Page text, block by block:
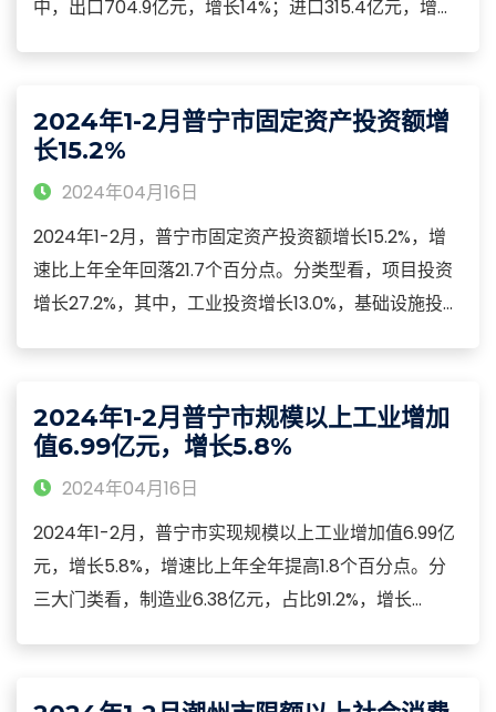
中，出口704.9亿元，增长14%；进口315.4亿元，增长
长12.4%，占同期湖北省进出口总值的（下同）
75.7%。
2024年1-2月普宁市固定资产投资额增
长15.2%
2024年04月16日
2024年1-2月，普宁市固定资产投资额增长15.2%，增
速比上年全年回落21.7个百分点。分类型看，项目投资
增长27.2%，其中，工业投资增长13.0%，基础设施投资
中，制造业投资增长102.8%；第三产业投资增长
15.4%。
2024年1-2月普宁市规模以上工业增加
值6.99亿元，增长5.8%
2024年04月16日
2024年1-2月，普宁市实现规模以上工业增加值6.99亿
元，增长5.8%，增速比上年全年提高1.8个百分点。分
三大门类看，制造业6.38亿元，占比91.2%，增长
产业看，三大支柱产业累计实现工业增加值4.06亿元，